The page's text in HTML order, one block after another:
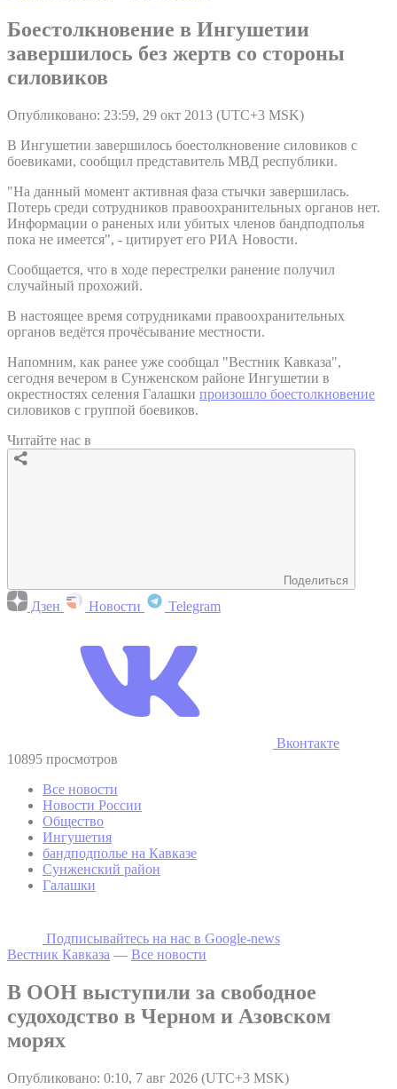
Боестолкновение в Ингушетии
завершилось без жертв со стороны
силовиков
Опубликовано: 23:59, 29 окт 2013 (UTC+3 MSK)
В Ингушетии завершилось боестолкновение силовиков с
боевиками, сообщил представитель МВД республики.
"На данный момент активная фаза стычки завершилась.
Потерь среди сотрудников правоохранительных органов нет.
Информации о раненых или убитых членов бандподполья
пока не имеется", - цитирует его РИА Новости.
Сообщается, что в ходе перестрелки ранение получил
случайный прохожий.
В настоящее время сотрудниками правоохранительных
органов ведётся прочёсывание местности.
Напомним, как ранее уже сообщал "Вестник Кавказа",
сегодня вечером в Сунженском районе Ингушетии в
окрестностях селения Галашки произошло боестолкновение
силовиков с группой боевиков.
Читайте нас в
Поделиться
Дзен Новости Telegram
Вконтакте
10895 просмотров
Все новости
Новости России
Общество
Ингушетия
бандподполье на Кавказе
Сунженский район
Галашки
Подписывайтесь на наc в Google-news
Вестник Кавказа — Все новости
В ООН выступили за свободное
судоходство в Черном и Азовском
морях
Опубликовано: 0:10, 7 авг 2026 (UTC+3 MSK)